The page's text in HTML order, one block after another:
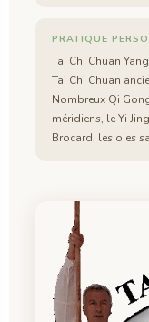
PRATIQUE
Tai Chi Chuan
Tai Chi Chuan
Nombreux Qi
méridiens, le Yi
Brocard, les oies